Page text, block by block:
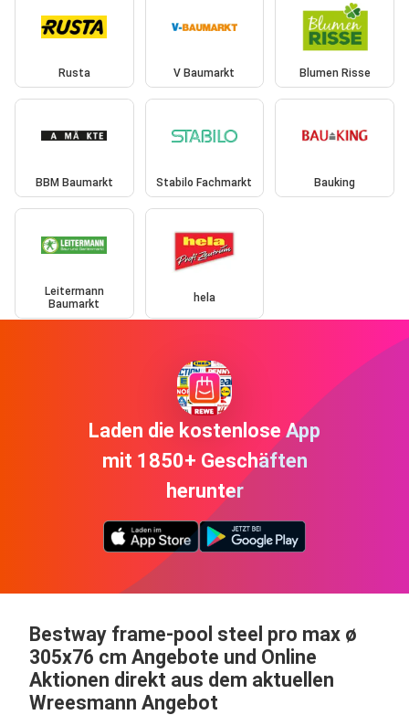
Rusta V Baumarkt Blumen Risse
BBM Baumarkt Stabilo Fachmarkt Bauking
Leitermann
Baumarkt
hela
Laden die kostenlose App
mit 1850+ Geschäften
herunter
Bestway frame-pool steel pro max ø
305x76 cm Angebote und Online
Aktionen direkt aus dem aktuellen
Wreesmann Angebot